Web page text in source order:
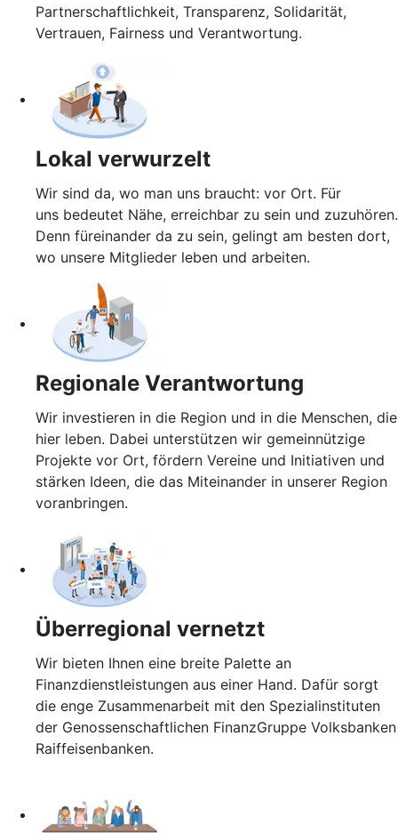
Partnerschaftlichkeit, Transparenz, Solidarität,
Vertrauen, Fairness und Verantwortung.
Lokal verwurzelt
Wir sind da, wo man uns braucht: vor Ort. Für
uns bedeutet Nähe, erreichbar zu sein und zuzuhören.
Denn füreinander da zu sein, gelingt am besten dort,
wo unsere Mitglieder leben und arbeiten.
Regionale Verantwortung
Wir investieren in die Region und in die Menschen, die
hier leben. Dabei unterstützen wir gemeinnützige
Projekte vor Ort, fördern Vereine und Initiativen und
stärken Ideen, die das Miteinander in unserer Region
voranbringen.
Überregional vernetzt
Wir bieten Ihnen eine breite Palette an
Finanzdienstleistungen aus einer Hand. Dafür sorgt
die enge Zusammenarbeit mit den Spezialinstituten
der Genossenschaftlichen FinanzGruppe Volksbanken
Raiffeisenbanken.